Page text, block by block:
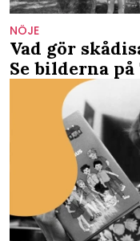
NÖJE
Vad gör
Se bilderna